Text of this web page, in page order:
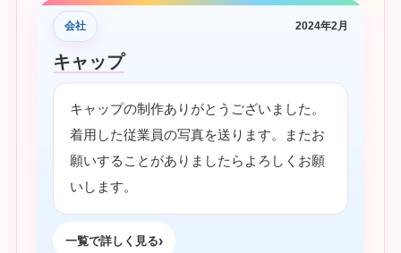
会社 2024年2月
キャップ
キャップの制作ありがとうございました。
着用した従業員の写真を送ります。またお
願いすることがありましたらよろしくお願
いします。
一覧で詳しく見る